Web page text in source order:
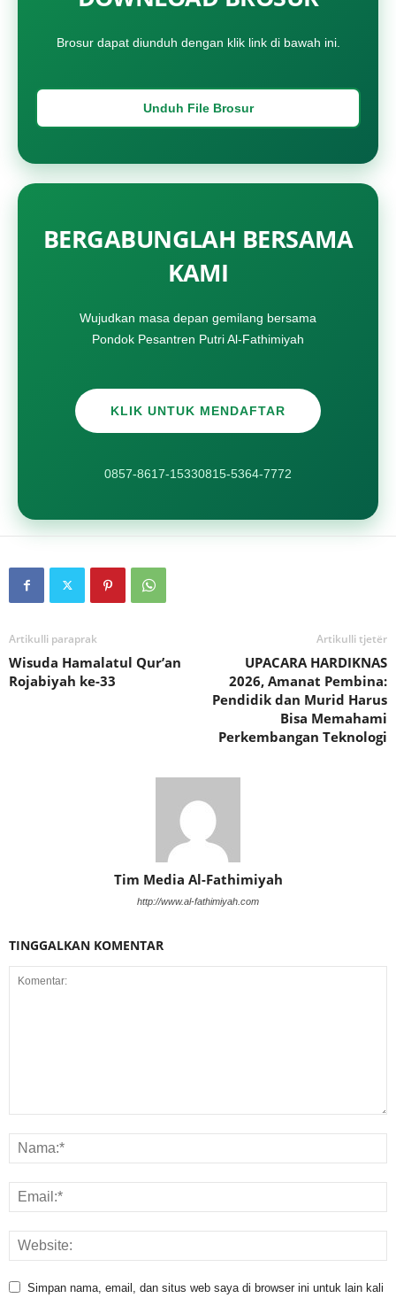
Brosur dapat diunduh dengan klik link di bawah ini.
Unduh File Brosur
BERGABUNGLAH BERSAMA
KAMI
Wujudkan masa depan gemilang bersama
Pondok Pesantren Putri Al-Fathimiyah
KLIK UNTUK MENDAFTAR
0857-8617-15330815-5364-7772
Artikulli paraprak
Wisuda Hamalatul Qur’an
Rojabiyah ke-33
Artikulli tjetër
UPACARA HARDIKNAS
2026, Amanat Pembina:
Pendidik dan Murid Harus
Bisa Memahami
Perkembangan Teknologi
Tim Media Al-Fathimiyah
http://www.al-fathimiyah.com
TINGGALKAN KOMENTAR
Simpan nama, email, dan situs web saya di browser ini untuk lain kali